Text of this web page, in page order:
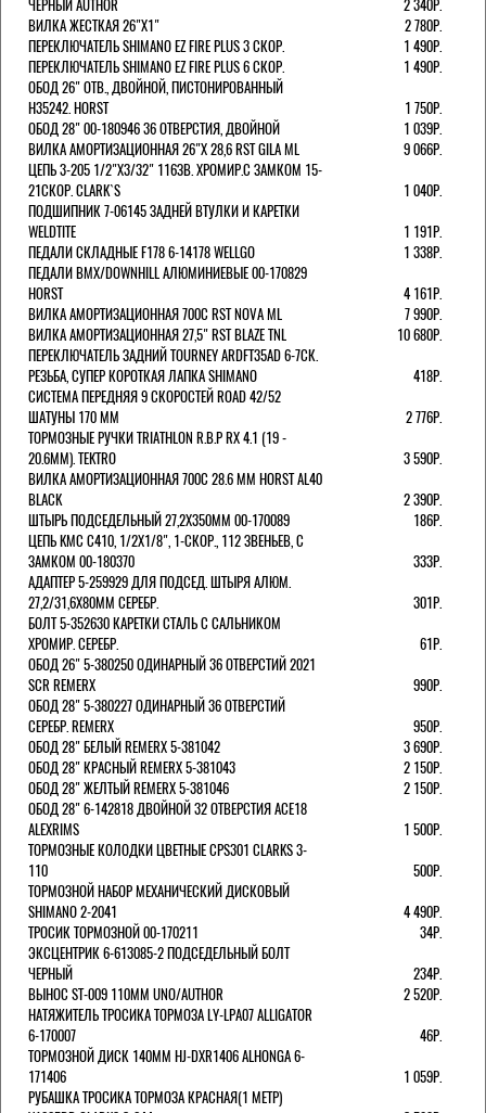
ЧЕРНЫЙ AUTHOR
2 340Р.
ВИЛКА ЖЕСТКАЯ 26"Х1"
2 780Р.
ПЕРЕКЛЮЧАТЕЛЬ SHIMANO EZ FIRE PLUS 3 СКОР.
1 490Р.
ПЕРЕКЛЮЧАТЕЛЬ SHIMANO EZ FIRE PLUS 6 СКОР.
1 490Р.
ОБОД 26" ОТВ., ДВОЙНОЙ, ПИСТОНИРОВАННЫЙ
H35242. HORST
1 750Р.
ОБОД 28" 00-180946 36 ОТВЕРСТИЯ, ДВОЙНОЙ
1 039Р.
ВИЛКА АМОРТИЗАЦИОННАЯ 26"Х 28,6 RST GILA ML
9 066Р.
ЦЕПЬ 3-205 1/2"X3/32" 116ЗВ. ХРОМИР.С ЗАМКОМ 15-
21СКОР. CLARK`S
1 040Р.
ПОДШИПНИК 7-06145 ЗАДНЕЙ ВТУЛКИ И КАРЕТКИ
WELDTITE
1 191Р.
ПЕДАЛИ СКЛАДНЫЕ F178 6-14178 WELLGO
1 338Р.
ПЕДАЛИ BMX/DOWNHILL АЛЮМИНИЕВЫЕ 00-170829
HORST
4 161Р.
ВИЛКА АМОРТИЗАЦИОННАЯ 700С RST NOVA ML
7 990Р.
ВИЛКА АМОРТИЗАЦИОННАЯ 27,5" RST BLAZE TNL
10 680Р.
ПЕРЕКЛЮЧАТЕЛЬ ЗАДНИЙ TOURNEY ARDFT35AD 6-7СК.
РЕЗЬБА, СУПЕР КОРОТКАЯ ЛАПКА SHIMANO
418Р.
СИСТЕМА ПЕРЕДНЯЯ 9 СКОРОСТЕЙ ROAD 42/52
ШАТУНЫ 170 ММ
2 776Р.
ТОРМОЗНЫЕ РУЧКИ TRIATHLON R.B.P RX 4.1 (19 -
20.6ММ). TEKTRO
3 590Р.
ВИЛКА АМОРТИЗАЦИОННАЯ 700C 28.6 ММ HORST AL40
BLACK
2 390Р.
ШТЫРЬ ПОДСЕДЕЛЬНЫЙ 27,2Х350ММ 00-170089
186Р.
ЦЕПЬ KMC C410, 1/2Х1/8", 1-СКОР., 112 ЗВЕНЬЕВ, С
ЗАМКОМ 00-180370
333Р.
АДАПТЕР 5-259929 ДЛЯ ПОДСЕД. ШТЫРЯ АЛЮМ.
27,2/31,6Х80ММ СЕРЕБР.
301Р.
БОЛТ 5-352630 КАРЕТКИ СТАЛЬ С САЛЬНИКОМ
ХРОМИР. СЕРЕБР.
61Р.
ОБОД 26" 5-380250 ОДИНАРНЫЙ 36 ОТВЕРСТИЙ 2021
SCR REMERX
990Р.
ОБОД 28" 5-380227 ОДИНАРНЫЙ 36 ОТВЕРСТИЙ
СЕРЕБР. REMERX
950Р.
ОБОД 28" БЕЛЫЙ REMERX 5-381042
3 690Р.
ОБОД 28" КРАСНЫЙ REMERX 5-381043
2 150Р.
ОБОД 28" ЖЕЛТЫЙ REMERX 5-381046
2 150Р.
ОБОД 28" 6-142818 ДВОЙНОЙ 32 ОТВЕРСТИЯ ACE18
ALEXRIMS
1 500Р.
ТОРМОЗНЫЕ КОЛОДКИ ЦВЕТНЫЕ CPS301 CLARKS 3-
110
500Р.
ТОРМОЗНОЙ НАБОР МЕХАНИЧЕСКИЙ ДИСКОВЫЙ
SHIMANO 2-2041
4 490Р.
ТРОСИК ТОРМОЗНОЙ 00-170211
34Р.
ЭКСЦЕНТРИК 6-613085-2 ПОДСЕДЕЛЬНЫЙ БОЛТ
ЧЕРНЫЙ
234Р.
ВЫНОС ST-009 110ММ UNO/AUTHOR
2 520Р.
НАТЯЖИТЕЛЬ ТРОСИКА ТОРМОЗА LY-LPA07 ALLIGATOR
6-170007
46Р.
ТОРМОЗНОЙ ДИСК 140ММ HJ-DXR1406 ALHONGA 6-
171406
1 059Р.
РУБАШКА ТРОСИКА ТОРМОЗА КРАСНАЯ(1 МЕТР)